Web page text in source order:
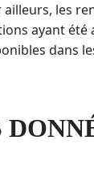
les
ayant été
dans